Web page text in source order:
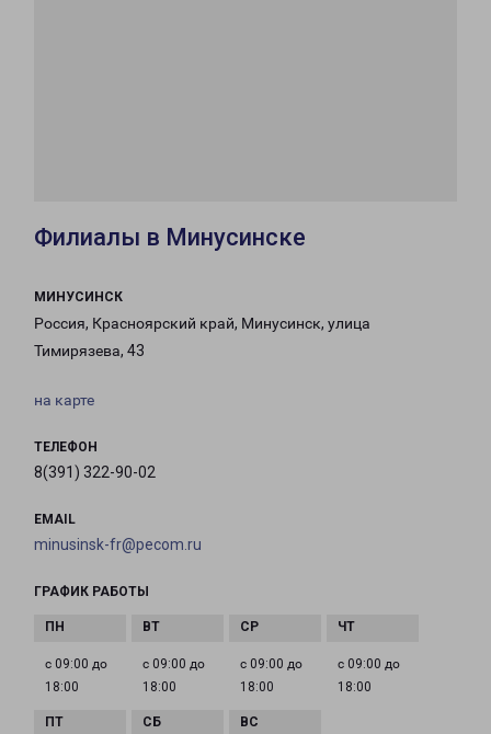
Филиалы в Минусинске
МИНУСИНСК
Россия, Красноярский край, Минусинск, улица
Тимирязева, 43
на карте
ТЕЛЕФОН
8(391) 322-90-02
EMAIL
minusinsk-fr@pecom.ru
ГРАФИК РАБОТЫ
с 09:00 до
18:00
с 09:00 до
18:00
с 09:00 до
18:00
с 09:00 до
18:00